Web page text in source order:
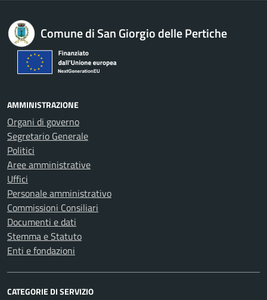
Comune di San Giorgio delle Pertiche
AMMINISTRAZIONE
Organi di governo
Segretario Generale
Politici
Aree amministrative
Uffici
Personale amministrativo
Commissioni Consiliari
Documenti e dati
Stemma e Statuto
Enti e fondazioni
CATEGORIE DI SERVIZIO